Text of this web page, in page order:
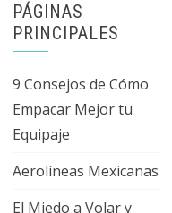
PÁGINAS
PRINCIPALES
9 Consejos de Cómo
Empacar Mejor tu
Equipaje
Aerolíneas Mexicanas
El Miedo a Volar y